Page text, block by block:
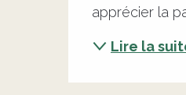
apprécier la
Lire la